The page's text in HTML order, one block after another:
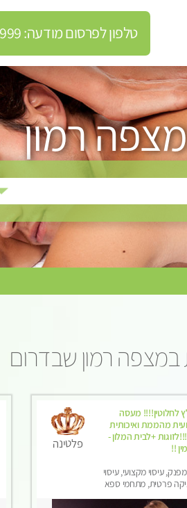
טלפון לפרסום מודעה: 054-3220999
רמון
במצפה רמון שבדרום
לחלוטין!!!! מעסה
מהממת ואיכותית
+לבית המלון -
!!
מפנק, עיסוי מקצועי, עיסוי
פרטית, מתחמי ספא
פלטינה